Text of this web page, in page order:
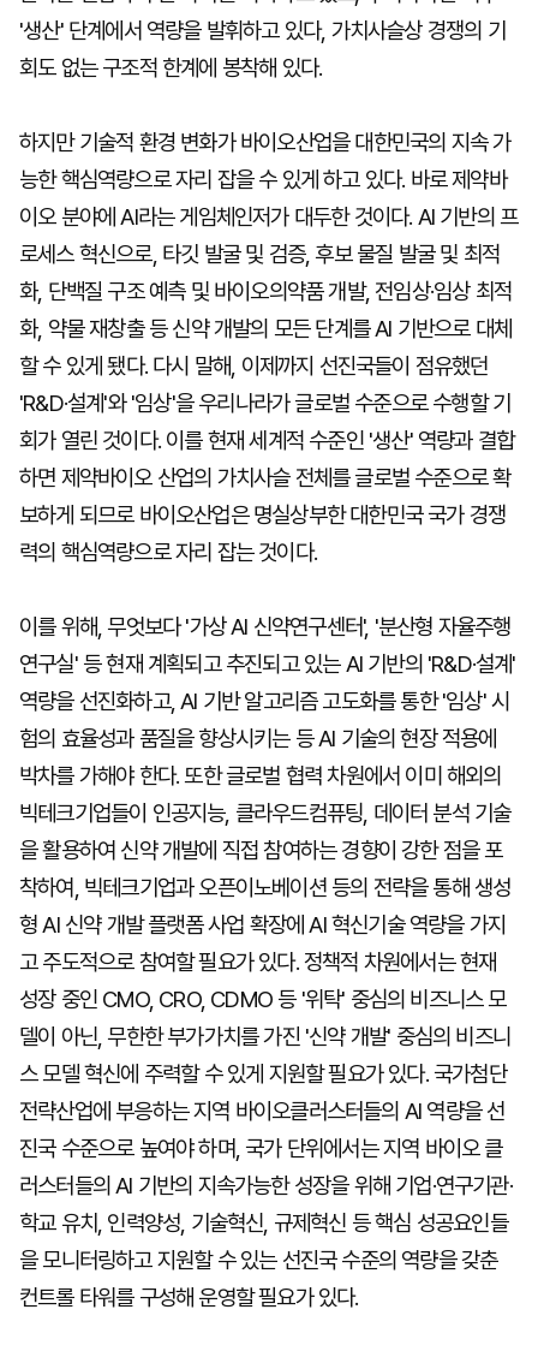
'생산' 단계에서 역량을 발휘하고 있다, 가치사슬상 경쟁의 기
회도 없는 구조적 한계에 봉착해 있다.
하지만 기술적 환경 변화가 바이오산업을 대한민국의 지속 가
능한 핵심역량으로 자리 잡을 수 있게 하고 있다. 바로 제약바
이오 분야에 AI라는 게임체인저가 대두한 것이다. AI 기반의 프
로세스 혁신으로, 타깃 발굴 및 검증, 후보 물질 발굴 및 최적
화, 단백질 구조 예측 및 바이오의약품 개발, 전임상·임상 최적
화, 약물 재창출 등 신약 개발의 모든 단계를 AI 기반으로 대체
할 수 있게 됐다. 다시 말해, 이제까지 선진국들이 점유했던
'R&D·설계'와 '임상'을 우리나라가 글로벌 수준으로 수행할 기
회가 열린 것이다. 이를 현재 세계적 수준인 '생산' 역량과 결합
하면 제약바이오 산업의 가치사슬 전체를 글로벌 수준으로 확
보하게 되므로 바이오산업은 명실상부한 대한민국 국가 경쟁
력의 핵심역량으로 자리 잡는 것이다.
이를 위해, 무엇보다 '가상 AI 신약연구센터', '분산형 자율주행
연구실' 등 현재 계획되고 추진되고 있는 AI 기반의 'R&D·설계'
역량을 선진화하고, AI 기반 알고리즘 고도화를 통한 '임상' 시
험의 효율성과 품질을 향상시키는 등 AI 기술의 현장 적용에
박차를 가해야 한다. 또한 글로벌 협력 차원에서 이미 해외의
빅테크기업들이 인공지능, 클라우드컴퓨팅, 데이터 분석 기술
을 활용하여 신약 개발에 직접 참여하는 경향이 강한 점을 포
착하여, 빅테크기업과 오픈이노베이션 등의 전략을 통해 생성
형 AI 신약 개발 플랫폼 사업 확장에 AI 혁신기술 역량을 가지
고 주도적으로 참여할 필요가 있다. 정책적 차원에서는 현재
성장 중인 CMO, CRO, CDMO 등 '위탁' 중심의 비즈니스 모
델이 아닌, 무한한 부가가치를 가진 '신약 개발' 중심의 비즈니
스 모델 혁신에 주력할 수 있게 지원할 필요가 있다. 국가첨단
전략산업에 부응하는 지역 바이오클러스터들의 AI 역량을 선
진국 수준으로 높여야 하며, 국가 단위에서는 지역 바이오 클
러스터들의 AI 기반의 지속가능한 성장을 위해 기업·연구기관·
학교 유치, 인력양성, 기술혁신, 규제혁신 등 핵심 성공요인들
을 모니터링하고 지원할 수 있는 선진국 수준의 역량을 갖춘
컨트롤 타워를 구성해 운영할 필요가 있다.